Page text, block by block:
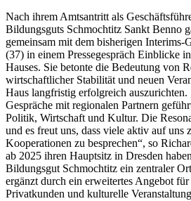
Nach ihrem Amtsantritt als
Bildungsguts Schmochtitz Sankt Benno
gemeinsam mit dem bisherigen Interims-
(37) in einem Pressegespräch Einblicke
Hauses. Sie betonte die Bedeutung von
wirtschaftlicher Stabilität und neuen
Haus langfristig erfolgreich
Gespräche mit regionalen Partnern
Politik, Wirtschaft und Kultur. Die
und es freut uns, dass viele aktiv auf uns
Kooperationen zu besprechen“, so
ab 2025 ihren Hauptsitz in Dresden
Bildungsgut Schmochtitz ein zentraler
ergänzt durch ein erweitertes Angebot
Privatkunden und kulturelle